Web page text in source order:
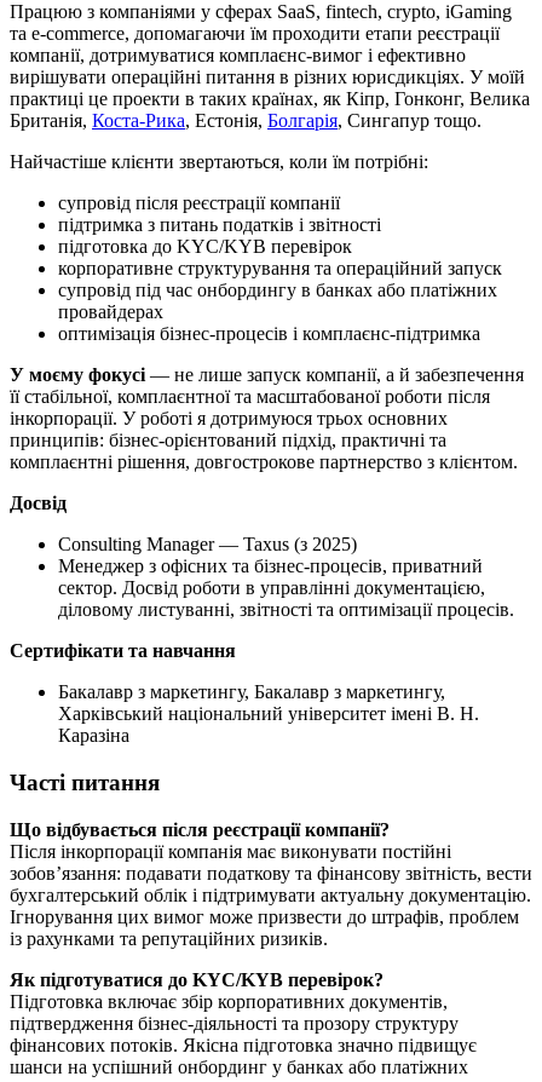
Працюю з компаніями у сферах SaaS, fintech, crypto, iGaming
та e-commerce, допомагаючи їм проходити етапи реєстрації
компанії, дотримуватися комплаєнс-вимог і ефективно
вирішувати операційні питання в різних юрисдикціях. У моїй
практиці це проекти в таких країнах, як Кіпр, Гонконг, Велика
Британія, Коста-Рика, Естонія, Болгарія, Сингапур тощо.
Найчастіше клієнти звертаються, коли їм потрібні:
супровід після реєстрації компанії
підтримка з питань податків і звітності
підготовка до KYC/KYB перевірок
корпоративне структурування та операційний запуск
супровід під час онбордингу в банках або платіжних
провайдерах
оптимізація бізнес-процесів і комплаєнс-підтримка
У моєму фокусі — не лише запуск компанії, а й забезпечення
її стабільної, комплаєнтної та масштабованої роботи після
інкорпорації. У роботі я дотримуюся трьох основних
принципів: бізнес-орієнтований підхід, практичні та
комплаєнтні рішення, довгострокове партнерство з клієнтом.
Досвід
Consulting Manager — Taxus (з 2025)
Менеджер з офісних та бізнес-процесів, приватний
сектор. Досвід роботи в управлінні документацією,
діловому листуванні, звітності та оптимізації процесів.
Сертифікати та навчання
Бакалавр з маркетингу, Бакалавр з маркетингу,
Харківський національний університет імені В. Н.
Каразіна
Часті питання
Що відбувається після реєстрації компанії?
Після інкорпорації компанія має виконувати постійні
зобов’язання: подавати податкову та фінансову звітність, вести
бухгалтерський облік і підтримувати актуальну документацію.
Ігнорування цих вимог може призвести до штрафів, проблем
із рахунками та репутаційних ризиків.
Як підготуватися до KYC/KYB перевірок?
Підготовка включає збір корпоративних документів,
підтвердження бізнес-діяльності та прозору структуру
фінансових потоків. Якісна підготовка значно підвищує
шанси на успішний онбординг у банках або платіжних